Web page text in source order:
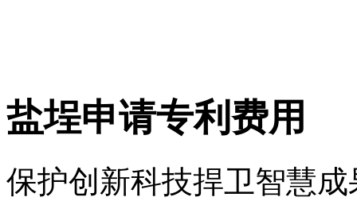
盐埕申请专利费用
保护创新科技捍卫智慧